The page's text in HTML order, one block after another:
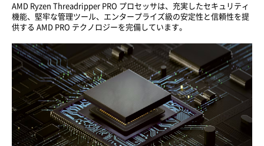
AMD Ryzen Threadripper PRO プロセッサは、充実したセキュリティ
機能、堅牢な管理ツール、エンタープライズ級の安定性と信頼性を提
供する AMD PRO テクノロジーを完備しています。